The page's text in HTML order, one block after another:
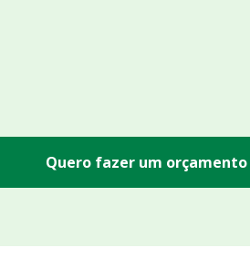
Quero fazer um orçamento